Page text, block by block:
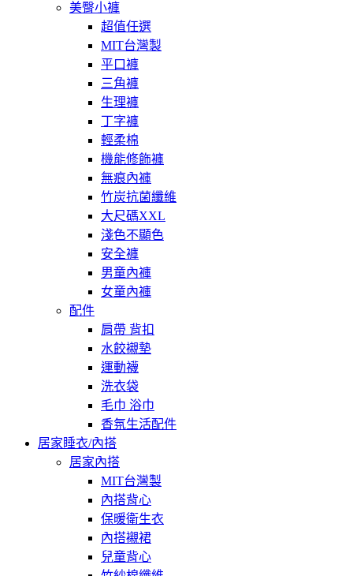
美臀小褲
超值任選
MIT台灣製
平口褲
三角褲
生理褲
丁字褲
輕柔棉
機能修飾褲
無痕內褲
竹炭抗菌纖維
大尺碼XXL
淺色不顯色
安全褲
男童內褲
女童內褲
配件
肩帶 背扣
水餃襯墊
運動襪
洗衣袋
毛巾 浴巾
香氛生活配件
居家睡衣/內搭
居家內搭
MIT台灣製
內搭背心
保暖衛生衣
內搭襯裙
兒童背心